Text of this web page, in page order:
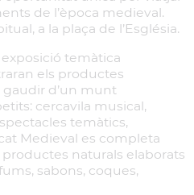
de l’època medieval.
a la plaça de l’Església.
temàtica
els productes
gaudir d’un munt
cercavila musical,
temàtics,
Medieval es completa
naturals elaborats
sabons, coques,